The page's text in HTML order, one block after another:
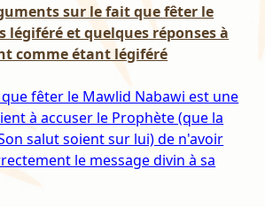
sur le fait que fêter le
légiféré et quelques réponses à
comme étant légiféré
fêter le Mawlid Nabawi est une
à accuser le Prophète (que la
salut soient sur lui) de n'avoir
le message divin à sa